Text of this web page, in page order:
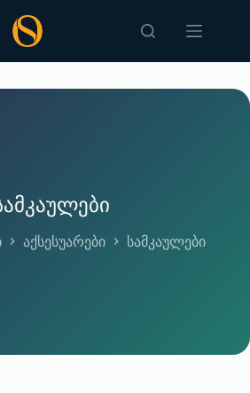
აქსესუარები სამკაულები